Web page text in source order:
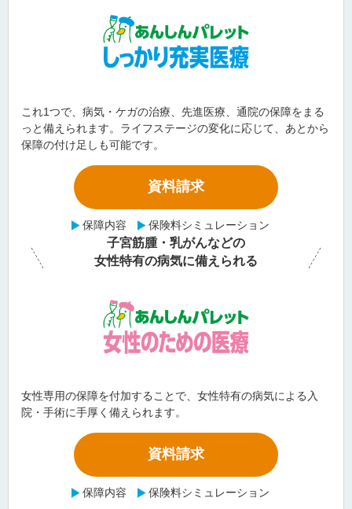
これ1つで、病気・ケガの治療、先進医療、通院の保障をまる
っと備えられます。ライフステージの変化に応じて、あとから
保障の付け足しも可能です。
資料請求
保障内容 保険料シミュレーション
子宮筋腫・乳がんなどの
女性特有の病気に備えられる
女性専用の保障を付加することで、女性特有の病気による入
院・手術に手厚く備えられます。
資料請求
保障内容 保険料シミュレーション